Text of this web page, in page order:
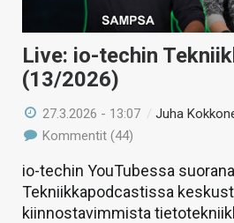
Live: io-techin
(13/2026)
27.3.2026 - 13:07 /Juha
Kommentit (44)
io-techin YouTubessa
Tekniikkapodcastissa
kiinnostavimmista